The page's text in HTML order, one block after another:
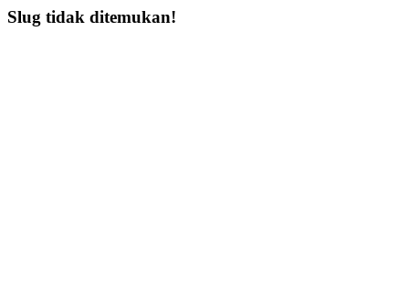
Slug tidak ditemukan!